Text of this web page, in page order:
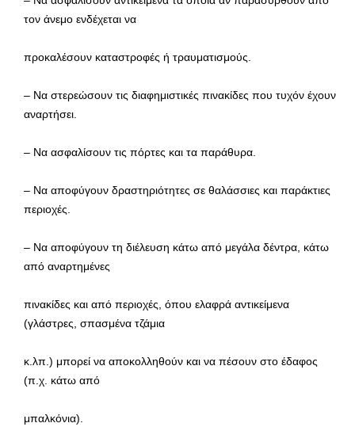
τον άνεμο ενδέχεται να
προκαλέσουν καταστροφές ή τραυματισμούς.
– Να στερεώσουν τις διαφημιστικές πινακίδες που τυχόν έχουν
αναρτήσει.
– Να ασφαλίσουν τις πόρτες και τα παράθυρα.
– Να αποφύγουν δραστηριότητες σε θαλάσσιες και παράκτιες
περιοχές.
– Να αποφύγουν τη διέλευση κάτω από μεγάλα δέντρα, κάτω
από αναρτημένες
πινακίδες και από περιοχές, όπου ελαφρά αντικείμενα
(γλάστρες, σπασμένα τζάμια
κ.λπ.) μπορεί να αποκολληθούν και να πέσουν στο έδαφος
(π.χ. κάτω από
μπαλκόνια).